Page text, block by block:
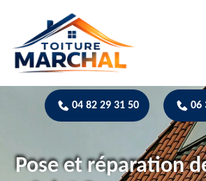
04 82 29 31 50 06
Pose et réparation